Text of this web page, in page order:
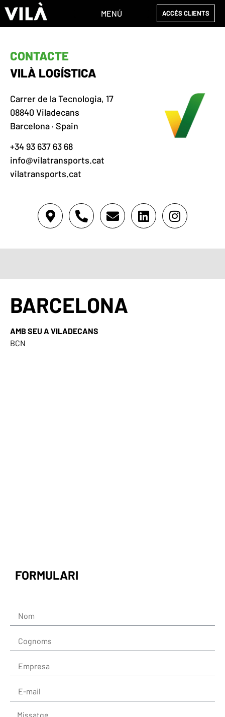
MENÚ ACCÉS CLIENTS
ACCÉS CLIENTS
CONTACTE
VILÀ LOGÍSTICA
Carrer de la Tecnologia, 17
08840 Viladecans
Barcelona · Spain
+34 93 637 63 68
info@vilatransports.cat
vilatransports.cat
BARCELONA
AMB SEU A VILADECANS
BCN
FORMULARI